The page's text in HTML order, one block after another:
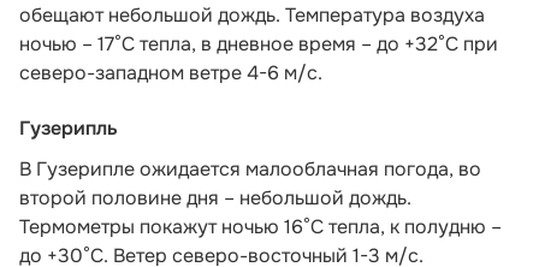
обещают небольшой дождь. Температура воздуха
ночью – 17°С тепла, в дневное время – до +32°С при
северо-западном ветре 4-6 м/с.
Гузерипль
В Гузерипле ожидается малооблачная погода, во
второй половине дня – небольшой дождь.
Термометры покажут ночью 16°С тепла, к полудню –
до +30°С. Ветер северо-восточный 1-3 м/с.